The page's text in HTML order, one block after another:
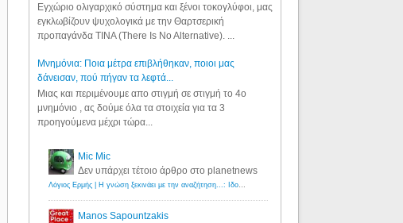
Εγχώριο ολιγαρχικό σύστημα και ξένοι τοκογλύφοι, μας
εγκλωβίζουν ψυχολογικά με την Θαρτσερική
προπαγάνδα TINA (There Is No Alternative). ...
Μνημόνια: Ποια μέτρα επιβλήθηκαν, ποιοι μας
δάνεισαν, πού πήγαν τα λεφτά...
Μιας και περιμένουμε απο στιγμή σε στιγμή το 4ο
μνημόνιο , ας δούμε όλα τα στοιχεία για τα 3
προηγούμενα μέχρι τώρα...
Mic Mic
Δεν υπάρχει τέτοιο άρθρο στο planetnews
Λόγιος Ερμής | Η γνώση ξεκινάει με την αναζήτηση...: Ιδού οι 18 που χρωστούν 11 δις ευρώ!
Manos Sapountzakis